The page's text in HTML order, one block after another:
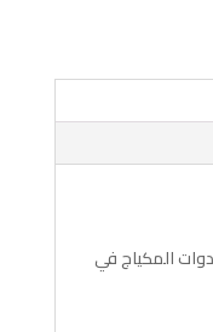
المكياج في